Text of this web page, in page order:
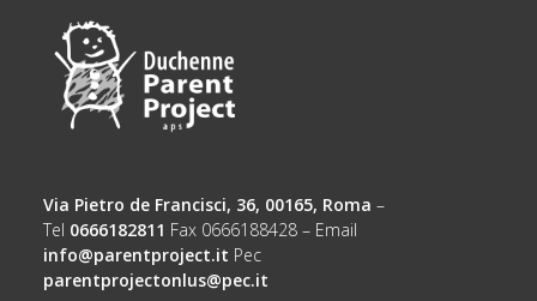
Via Pietro de Francisci, 36, 00165, Roma –
Tel 0666182811 Fax 0666188428 – Email
info@parentproject.it Pec
parentprojectonlus@pec.it